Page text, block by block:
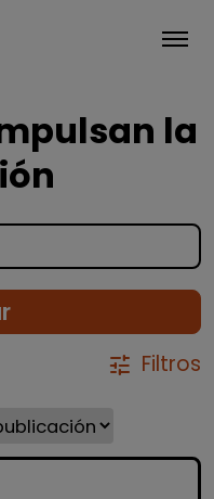
la
tune Filtros